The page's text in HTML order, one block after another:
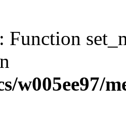
: Function
w005ee97/